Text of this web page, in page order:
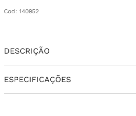
Cod : 140952
DESCRIÇÃO
ESPECIFICAÇÕES